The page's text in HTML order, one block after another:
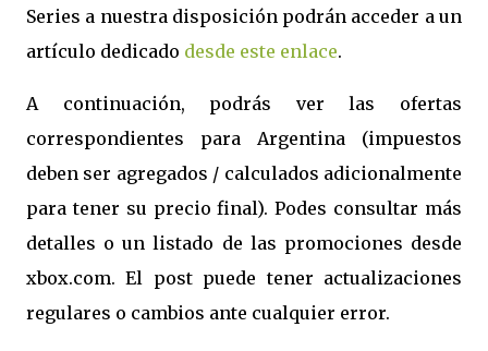
Series a nuestra disposición podrán acceder a un
artículo dedicado desde este enlace.
A continuación, podrás ver las ofertas
correspondientes para Argentina (impuestos
deben ser agregados / calculados adicionalmente
para tener su precio final). Podes consultar más
detalles o un listado de las promociones desde
xbox.com. El post puede tener actualizaciones
regulares o cambios ante cualquier error.